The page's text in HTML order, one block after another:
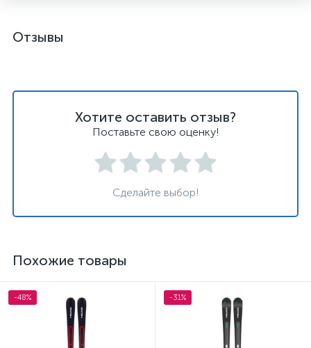
Отзывы
Хотите оставить отзыв?
Поставьте свою оценку!
Сделайте выбор!
Похожие товары
-48% -31%